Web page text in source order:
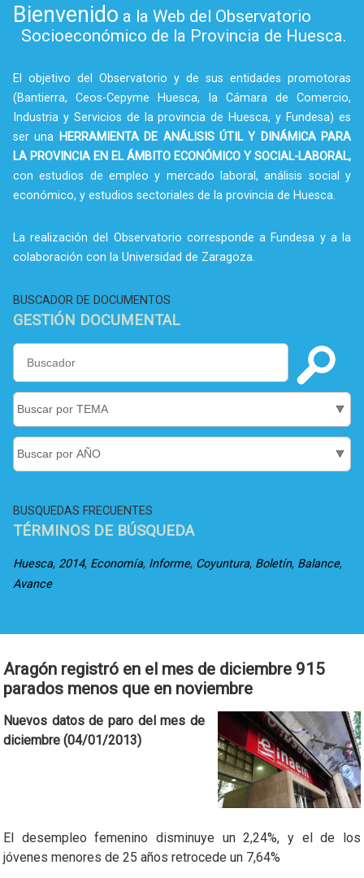
Bienvenido a la Web del Observatorio
Socioeconómico de la Provincia de Huesca.
El objetivo del Observatorio y de sus entidades promotoras
(Bantierra, Ceos-Cepyme Huesca, la Cámara de Comercio,
Industria y Servicios de la provincia de Huesca, y Fundesa) es
ser una HERRAMIENTA DE ANÁLISIS ÚTIL Y DINÁMICA PARA
LA PROVINCIA EN EL ÁMBITO ECONÓMICO Y SOCIAL-LABORAL,
con estudios de empleo y mercado laboral, análisis social y
económico, y estudios sectoriales de la provincia de Huesca.
La realización del Observatorio corresponde a Fundesa y a la
colaboración con la Universidad de Zaragoza.
BUSCADOR DE DOCUMENTOS
GESTIÓN DOCUMENTAL
BUSQUEDAS FRECUENTES
TÉRMINOS DE BÚSQUEDA
Huesca, 2014, Economía, Informe, Coyuntura, Boletín, Balance,
Avance
Aragón registró en el mes de diciembre 915
parados menos que en noviembre
Nuevos datos de paro del mes de
diciembre (04/01/2013)
El desempleo femenino disminuye un 2,24%, y el de los
jóvenes menores de 25 años retrocede un 7,64%